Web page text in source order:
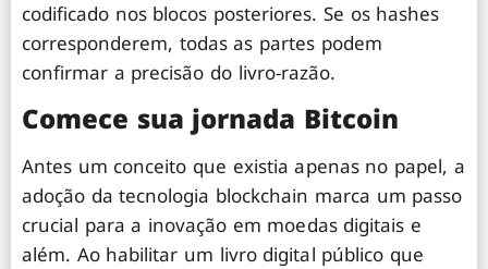
codificado nos blocos posteriores. Se os hashes
corresponderem, todas as partes podem
confirmar a precisão do livro-razão.
Comece sua jornada Bitcoin
Antes um conceito que existia apenas no papel, a
adoção da tecnologia blockchain marca um passo
crucial para a inovação em moedas digitais e
além. Ao habilitar um livro digital público que